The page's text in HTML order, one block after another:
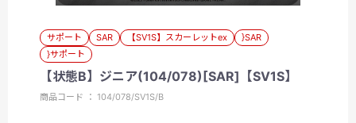
サポート SAR 【SV1S】スカーレットex
}SAR
}サポート
【状態B】ジニア(104/078)[SAR]【SV1S】
商品コード ： 104/078/SV1S/B